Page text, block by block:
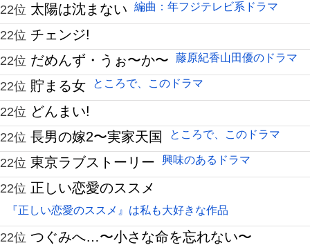
22位 太陽は沈まない 編曲：年フジテレビ系ドラマ
22位 チェンジ!
22位 だめんず・うぉ〜か〜 藤原紀香山田優のドラマ
22位 貯まる女 ところで、このドラマ
22位 どんまい!
22位 長男の嫁2〜実家天国 ところで、このドラマ
22位 東京ラブストーリー 興味のあるドラマ
22位 正しい恋愛のススメ
『正しい恋愛のススメ』は私も大好きな作品
22位 つぐみへ…〜小さな命を忘れない〜